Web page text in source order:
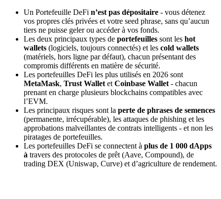
Un Portefeuille DeFi n’est pas dépositaire - vous détenez
vos propres clés privées et votre seed phrase, sans qu’aucun
tiers ne puisse geler ou accéder à vos fonds.
Les deux principaux types de portefeuilles sont les hot
wallets (logiciels, toujours connectés) et les cold wallets
(matériels, hors ligne par défaut), chacun présentant des
compromis différents en matière de sécurité.
Les portefeuilles DeFi les plus utilisés en 2026 sont
MetaMask, Trust Wallet et Coinbase Wallet - chacun
prenant en charge plusieurs blockchains compatibles avec
l’EVM.
Les principaux risques sont la perte de phrases de semences
(permanente, irrécupérable), les attaques de phishing et les
approbations malveillantes de contrats intelligents - et non les
piratages de portefeuilles.
Les portefeuilles DeFi se connectent à plus de 1 000 dApps
à travers des protocoles de prêt (Aave, Compound), de
trading DEX (Uniswap, Curve) et d’agriculture de rendement.